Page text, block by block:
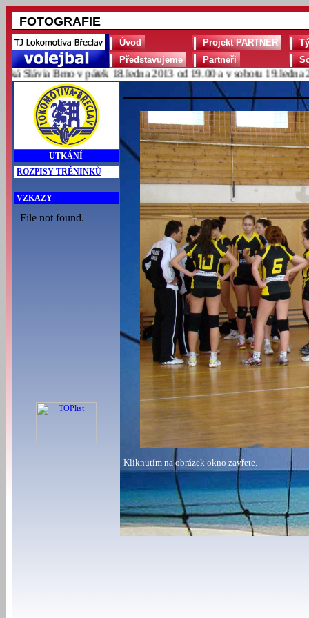
FOTOGRAFIE
Úvod Projekt PARTNER
Představujeme
Partneři
Brno v pátek 18.ledna 2013 od 19.00 a v sobotu 19.ledna
UTKÁNÍ
ROZPISY TRÉNINKŮ
VZKAZY
Kliknutím na obrázek okno zavřete.